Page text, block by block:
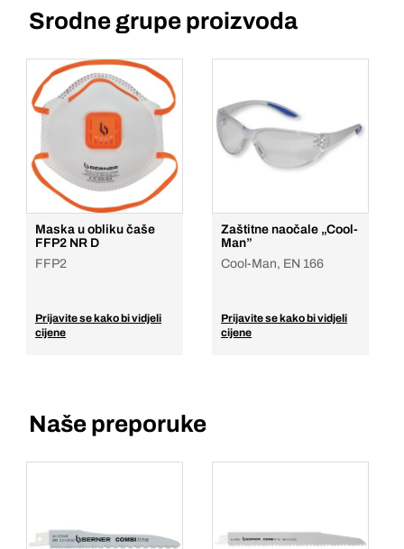
Srodne grupe proizvoda
Maska u obliku čaše
FFP2 NR D
FFP2
Prijavite se kako bi vidjeli
cijene
Zaštitne naočale „Cool-
Man”
Cool-Man, EN 166
Prijavite se kako bi vidjeli
cijene
Naše preporuke